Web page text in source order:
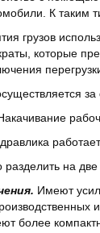
К таким
грузов
которые
за
Накачивание
на две
Имеют
более